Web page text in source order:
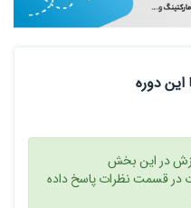
این دوره
در این بخش
در قسمت نظرات پاسخ داده